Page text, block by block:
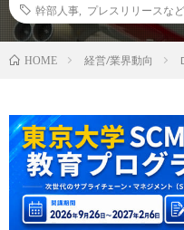
幹部人事
プレスリリースなど
HOME 経営/業界動向